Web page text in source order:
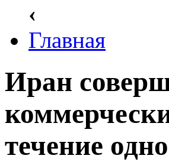
‹
Главная
Иран
течение